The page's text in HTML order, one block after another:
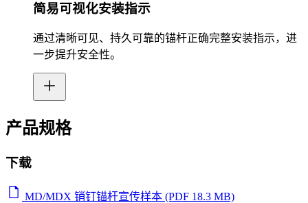
简易可视化安装指示
通过清晰可见、持久可靠的锚杆正确完整安装指示，进
一步提升安全性。
产品规格
下载
MD/MDX 销钉锚杆宣传样本 (PDF 18.3 MB)